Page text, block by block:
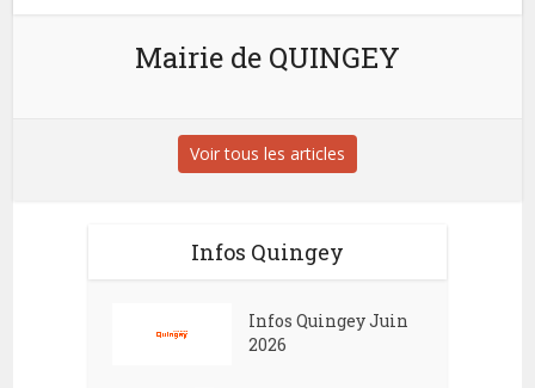
Mairie de QUINGEY
Voir tous les articles
Infos Quingey
Infos Quingey Juin
2026